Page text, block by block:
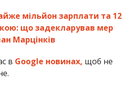
мільйон зарплати та 12
що задекларував мер
Марцінків
в Google новинах, щоб не